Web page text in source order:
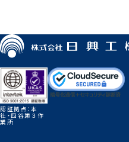
認証拠点：本
社・四谷第３作
業所